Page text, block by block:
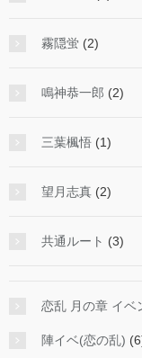
霧隠蛍 (2)
鳴神恭一郎 (2)
三葉楓悟 (1)
望月志真 (2)
共通ルート (3)
恋乱 月の章 イベ
陣イベ(恋の乱)